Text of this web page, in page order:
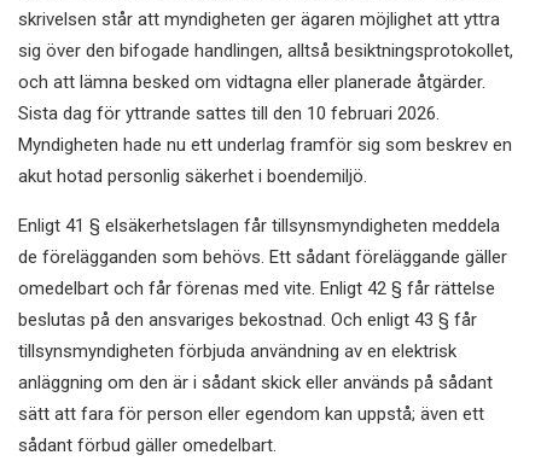
skrivelsen står att myndigheten ger ägaren möjlighet att yttra
sig över den bifogade handlingen, alltså besiktningsprotokollet,
och att lämna besked om vidtagna eller planerade åtgärder.
Sista dag för yttrande sattes till den 10 februari 2026.
Myndigheten hade nu ett underlag framför sig som beskrev en
akut hotad personlig säkerhet i boendemiljö.
Enligt 41 § elsäkerhetslagen får tillsynsmyndigheten meddela
de förelägganden som behövs. Ett sådant föreläggande gäller
omedelbart och får förenas med vite. Enligt 42 § får rättelse
beslutas på den ansvariges bekostnad. Och enligt 43 § får
tillsynsmyndigheten förbjuda användning av en elektrisk
anläggning om den är i sådant skick eller används på sådant
sätt att fara för person eller egendom kan uppstå; även ett
sådant förbud gäller omedelbart.